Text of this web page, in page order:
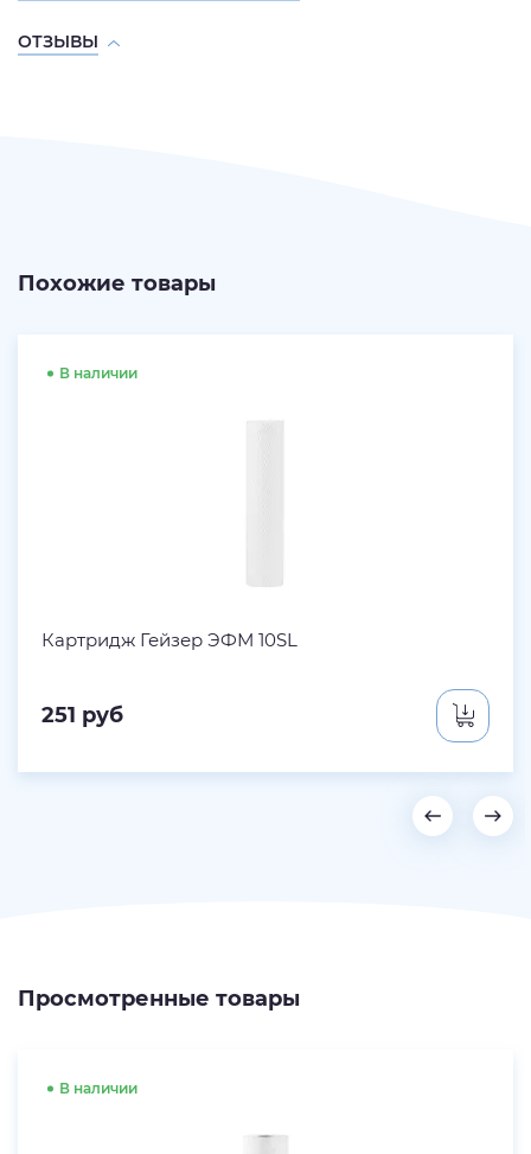
ОТЗЫВЫ
Похожие товары
В наличии
Картридж Гейзер ЭФМ 10SL
251 руб
Просмотренные товары
В наличии